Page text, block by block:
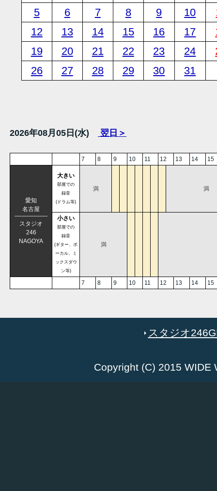
5
6 7 8 9 10
12
13 14 15 16 17
19
20 21 22 23 24
26
27 28 29 30 31
2026年08月05日(水) 翌日＞
7 8 9 10 11 12 13 14 15
愛知
名古屋
スタジオ
246
NAGOYA
大きい
部屋での
録音
(ドラム等)
満 満
小さい
部屋での
録音
(ギター、ボ
ーカル、ミ
ックスダウ
ン等)
満
7 8 9 10 11 12 13 14 15
スタジオ
Copyright (C) 2015 WIDE